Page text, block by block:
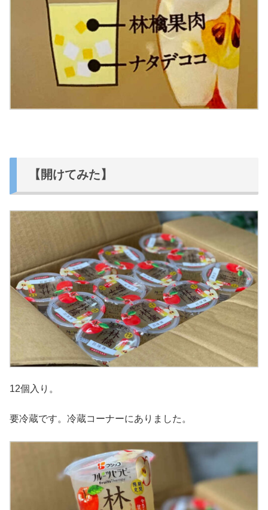
【開けてみた】
12個入り。
要冷蔵です。冷蔵コーナーにありました。